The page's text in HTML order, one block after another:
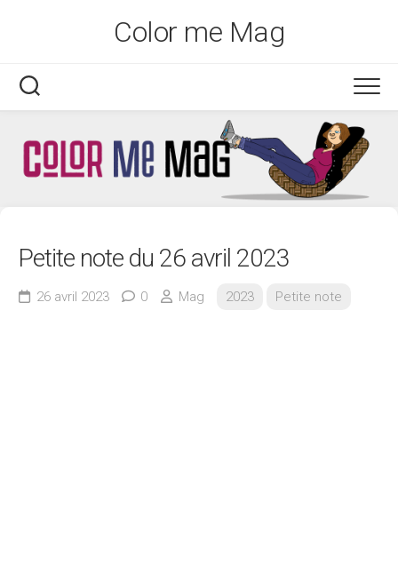
Color me Mag
Petite note du 26 avril 2023
26 avril 2023 0 Mag 2023 Petite note